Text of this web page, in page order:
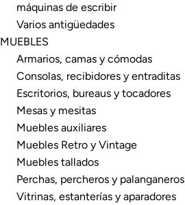
máquinas de escribir
Varios antigüedades
MUEBLES
Armarios, camas y cómodas
Consolas, recibidores y entraditas
Escritorios, bureaus y tocadores
Mesas y mesitas
Muebles auxiliares
Muebles Retro y Vintage
Muebles tallados
Perchas, percheros y palanganeros
Vitrinas, estanterías y aparadores